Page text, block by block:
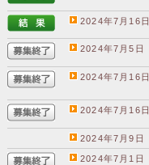
2024年7月16日
2024年7月5日
2024年7月16日
2024年7月16日
2024年7月9日
2024年7月1日